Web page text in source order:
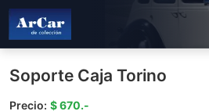
Soporte Caja Torino
Precio: $ 670.-